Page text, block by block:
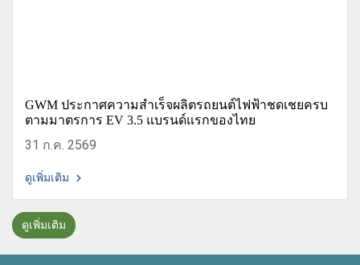
GWM ประกาศความสำเร็จผลิตรถยนต์ไฟฟ้าชดเชยครบ
ตามมาตรการ EV 3.5 แบรนด์แรกของไทย
31 ก.ค. 2569
ดูเพิ่มเติม
ดูเพิ่มเติม